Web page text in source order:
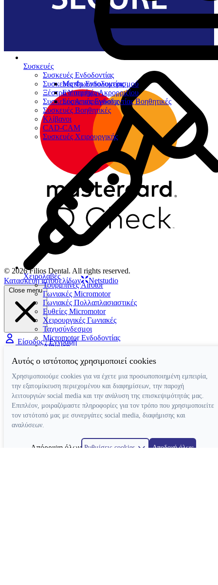
Συσκευές
Συσκευές Ενδοδοντίας
Μοτέρ Ενδοδοντίας
Εντοπιστές Ακρορριζίου
Συσκευές Ενδοδοντίας Βοηθητικές
Συσκευές Φωτοπολυμερισμού
Ξέστρα Υπερήχων
Συσκευές Αποτρύγωσης
Συσκευές Βοηθητικές
Κλίβανοι
CAD-CAM
Συσκευές Χειρουργικής
Χειρολαβές
Τουρμπίνες Airotor
Γωνιακές Micromotor
Γωνιακές Πολλαπλασιαστικές
Ευθείες Micromotor
Χειρουργικές Γωνιακές
Ταχυσύνδεσμοι
Micromotor Ενδοδοντίας
Λίπανση
© 2026 Filios Dental. All rights reserved.
Κατασκευή ιστοσελίδων
Netstudio
Close menu
Είσοδος / Εγγραφή
Αυτός ο ιστότοπος χρησιμοποιεί cookies
Χρησιμοποιούμε cookies για να έχετε μια προσωποποιημένη εμπειρία,
την εξατομίκευση περιεχομένου και διαφημίσεων, την παροχή
λειτουργιών social media και την ανάλυση της επισκεψιμότητάς μας.
Επιπλέον, μοιραζόμαστε πληροφορίες για τον τρόπο που χρησιμοποιείτε
τον ιστότοπό μας με συνεργάτες social media, διαφήμισης και
αναλύσεων.
Απόρριψη όλων Ρυθμίσεις cookies
Αποδοχή όλων